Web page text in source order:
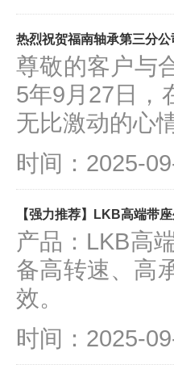
热烈祝贺福南轴承第三分
尊敬的客户与
5年9月27日，
无比激动的心
时间：2025-
【强力推荐】LKB高端带
产品：LKB高
备高转速、高
效。
时间：2025-